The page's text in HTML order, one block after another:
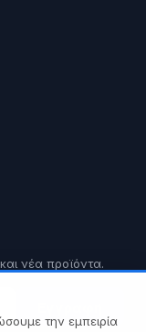
νέα προϊόντα.
την εμπειρία